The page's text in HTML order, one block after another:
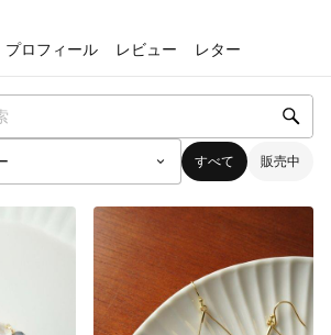
プロフィール レビュー レター
すべて 販売中